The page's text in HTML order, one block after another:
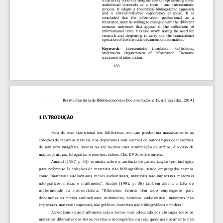
183
audiovisual   materials   as   a   trans - and   intersemiotic
process.  It  adopts  a  theoretical-bibliographic  approach
and    a    critical-reflective    exploratory    purpose.    It    is
concluded    that    the    information    professional,    as    a
translator, must be willing to dialogue with the different
semiotic   universes   that   appear   in   the   collections   of
informational  units.  It  is  also  worth  noting  the  need  for
research  and  deepening  to  carry  out  the  translational
operation of the thematic treatment of information.
Keywords: Intersemiotic translation.
Collections.
Multimedia.    Organization    of    Information.    Thematic
treatment of information.
Revista Brasileira de Biblioteconomia e Documentação, v. 15, n. 3, set./dez., 2019 |
1 INTRODUÇÃO
Fora  do  eixo  tradicional  das  bibliotecas,  em  que  predomina  massivamente  as
coleções de recursos textuais, nos deparamos com acervos de outros tipos de materiais,
de  natureza  imagética,  sonora  ou  até  mesmo  uma  combinação  de  ambos,  é  o caso  de
mapas, pinturas, fotografias, desenhos, vídeos, CDs, DVDs, entre outros.
Amaral  (1987,  p.  45)  comenta  sobre  a  ausência  de  padronização  terminológica
para  referir-se  às  coleções  de  materiais  não  bibliográficos,  sendo  empregados  termos
como “materiais  audiovisuais,  meios  audiovisuais,  materiais  não-impressos,  materiais
não-gráficos, mídias e multimeios”. Araújo (1992, p. 36) também afirma a falta de
uniformidade  na  nomenclatura:  “Diferentes  termos  têm  sido  empregados  para
denominar  os  meios  audiovisuais:  multimeios,  recursos  audiovisuais,  materiais  não
impressos, materiais especiais, não gráficos, materiais não bibliográficos e mídias.”.
Acreditamos  que  multimeios  seja  o  termo  mais  adequado  por  abranger  todos  os
materiais diferentes dos livros, revistas e monografias, ou seja, qualquer documento não